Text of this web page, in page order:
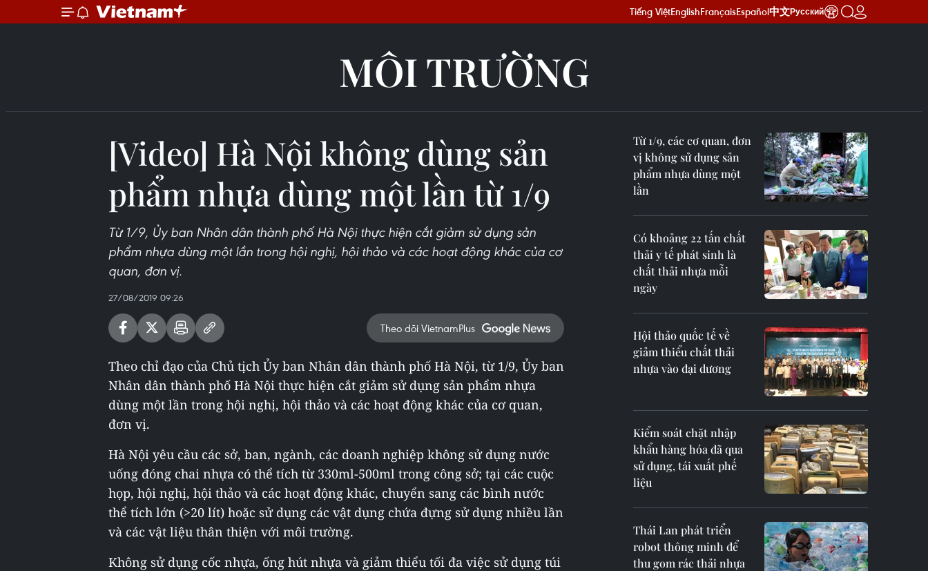
Tiếng ViệtEnglishFrançaisEspañol中文Русский
MÔI TRƯỜNG
[Video] Hà Nội không dùng sản
phẩm nhựa dùng một lần từ 1/9
Từ 1/9, Ủy ban Nhân dân thành phố Hà Nội thực hiện cắt giảm sử dụng sản
phẩm nhựa dùng một lần trong hội nghị, hội thảo và các hoạt động khác của cơ
quan, đơn vị.
27/08/2019 09:26
Theo dõi VietnamPlus
Theo chỉ đạo của Chủ tịch Ủy ban Nhân dân thành phố Hà Nội, từ 1/9, Ủy ban
Nhân dân thành phố Hà Nội thực hiện cắt giảm sử dụng sản phẩm nhựa
dùng một lần trong hội nghị, hội thảo và các hoạt động khác của cơ quan,
đơn vị.
Hà Nội yêu cầu các sở, ban, ngành, các doanh nghiệp không sử dụng nước
uống đóng chai nhựa có thể tích từ 330ml-500ml trong công sở; tại các cuộc
họp, hội nghị, hội thảo và các hoạt động khác, chuyển sang các bình nước
thể tích lớn (>20 lít) hoặc sử dụng các vật dụng chứa đựng sử dụng nhiều lần
và các vật liệu thân thiện với môi trường.
Không sử dụng cốc nhựa, ống hút nhựa và giảm thiểu tối đa việc sử dụng túi
Từ 1/9, các cơ quan, đơn
vị không sử dụng sản
phẩm nhựa dùng một
lần
Có khoảng 22 tấn chất
thải y tế phát sinh là
chất thải nhựa mỗi
ngày
Hội thảo quốc tế về
giảm thiểu chất thải
nhựa vào đại dương
Kiểm soát chặt nhập
khẩu hàng hóa đã qua
sử dụng, tái xuất phế
liệu
Thái Lan phát triển
robot thông minh để
thu gom rác thải nhựa